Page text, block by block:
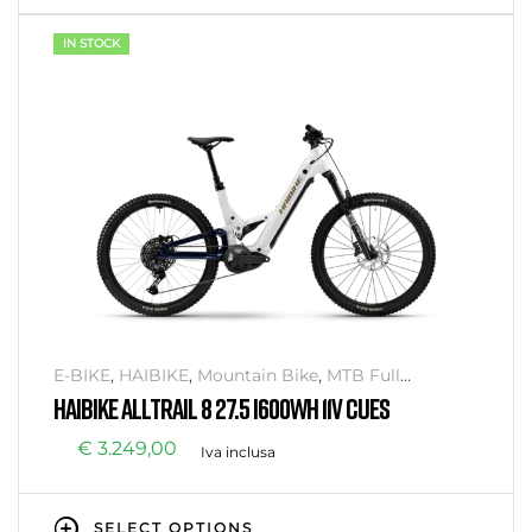
IN STOCK
E-BIKE, HAIBIKE, Mountain Bike, MTB Full
Suspension
HAIBIKE ALLTRAIL 8 27.5 I600WH 11V CUES
€ 3.249,00 Iva inclusa
SELECT OPTIONS